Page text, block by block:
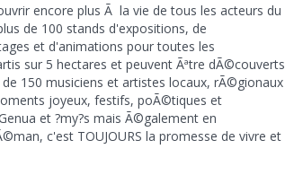
encore plus Ã la vie de tous les acteurs du
de 100 stands d'expositions, de
et d'animations pour toutes les
sur 5 hectares et peuvent Ãªtre dÃ©couverts
150 musiciens et artistes locaux, rÃ©gionaux
joyeux, festifs, poÃ©tiques et
et ?my?s mais Ã©galement en
c'est TOUJOURS la promesse de vivre et